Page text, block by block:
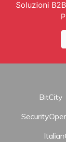
Soluzioni
BitCity